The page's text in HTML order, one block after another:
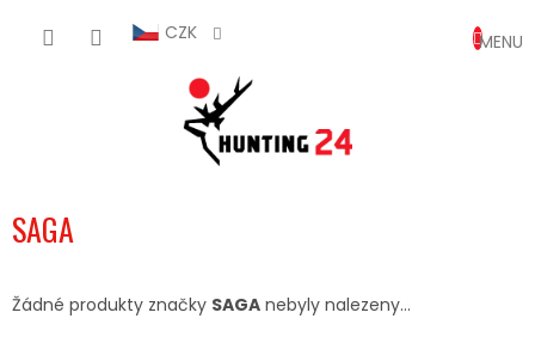
CZK
KOŠÍK
SAGA
Žádné produkty značky SAGA nebyly nalezeny...